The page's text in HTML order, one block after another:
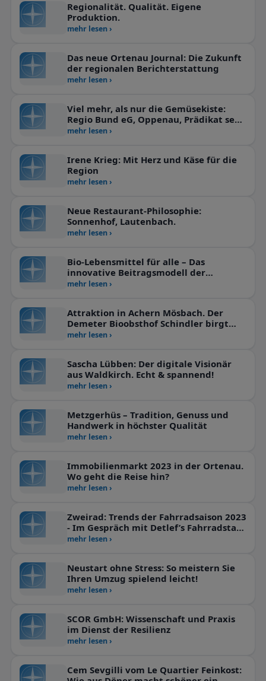
Regionalität. Qualität. Eigene
Produktion.
mehr lesen ›
Das neue Ortenau Journal: Die Zukunft
der regionalen Berichterstattung
mehr lesen ›
Viel mehr, als nur die Gemüsekiste:
Regio Bund eG, Oppenau, Prädikat sehr
wertvoll!
mehr lesen ›
Irene Krieg: Mit Herz und Käse für die
Region
mehr lesen ›
Neue Restaurant-Philosophie:
Sonnenhof, Lautenbach.
mehr lesen ›
Bio-Lebensmittel für alle – Das
innovative Beitragsmodell der
RegioBund eG
mehr lesen ›
Attraktion in Achern Mösbach. Der
Demeter Bioobsthof Schindler birgt
einen antiken Schatz
mehr lesen ›
Sascha Lübben: Der digitale Visionär
aus Waldkirch. Echt & spannend!
mehr lesen ›
Metzgerhüs – Tradition, Genuss und
Handwerk in höchster Qualität
mehr lesen ›
Immobilienmarkt 2023 in der Ortenau.
Wo geht die Reise hin?
mehr lesen ›
Zweirad: Trends der Fahrradsaison 2023
- Im Gespräch mit Detlef’s Fahrradstall,
Achern
mehr lesen ›
Neustart ohne Stress: So meistern Sie
Ihren Umzug spielend leicht!
mehr lesen ›
SCOR GmbH: Wissenschaft und Praxis
im Dienst der Resilienz
mehr lesen ›
Cem Sevgilli vom Le Quartier Feinkost: